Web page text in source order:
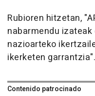
Rubioren hitzetan,
nabarmendu izateak
nazioarteko
ikerketen garrantzia".
Contenido patrocinado